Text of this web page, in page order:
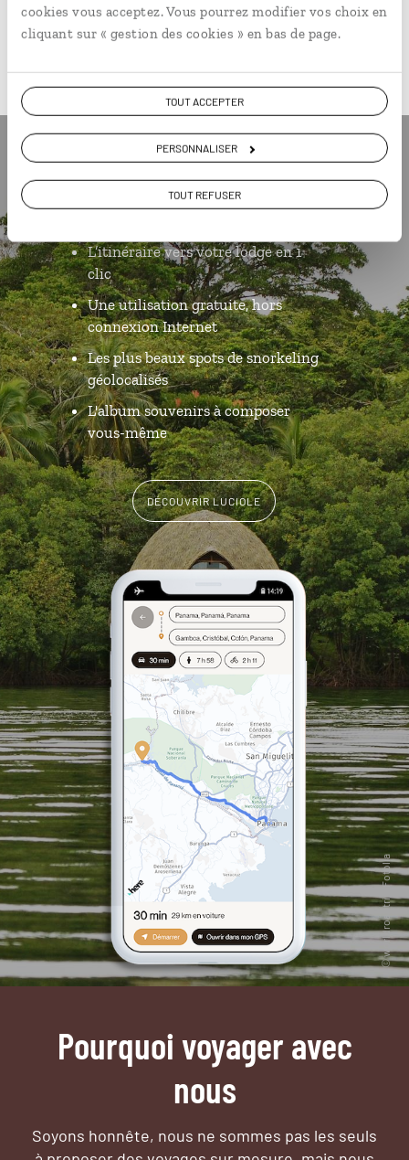
cookies vous acceptez. Vous pourrez modifier vos choix en
cliquant sur « gestion des cookies » en bas de page.
TOUT ACCEPTER
PERSONNALISER
TOUT REFUSER
Luciole,
l'appli qui vous guide au Panama
L’itinéraire vers votre lodge en 1
clic
Une utilisation gratuite, hors
connexion Internet
Les plus beaux spots de snorkeling
géolocalisés
L'album souvenirs à composer
vous-même
DÉCOUVRIR LUCIOLE
Pourquoi voyager avec
nous
Soyons honnête, nous ne sommes pas les seuls